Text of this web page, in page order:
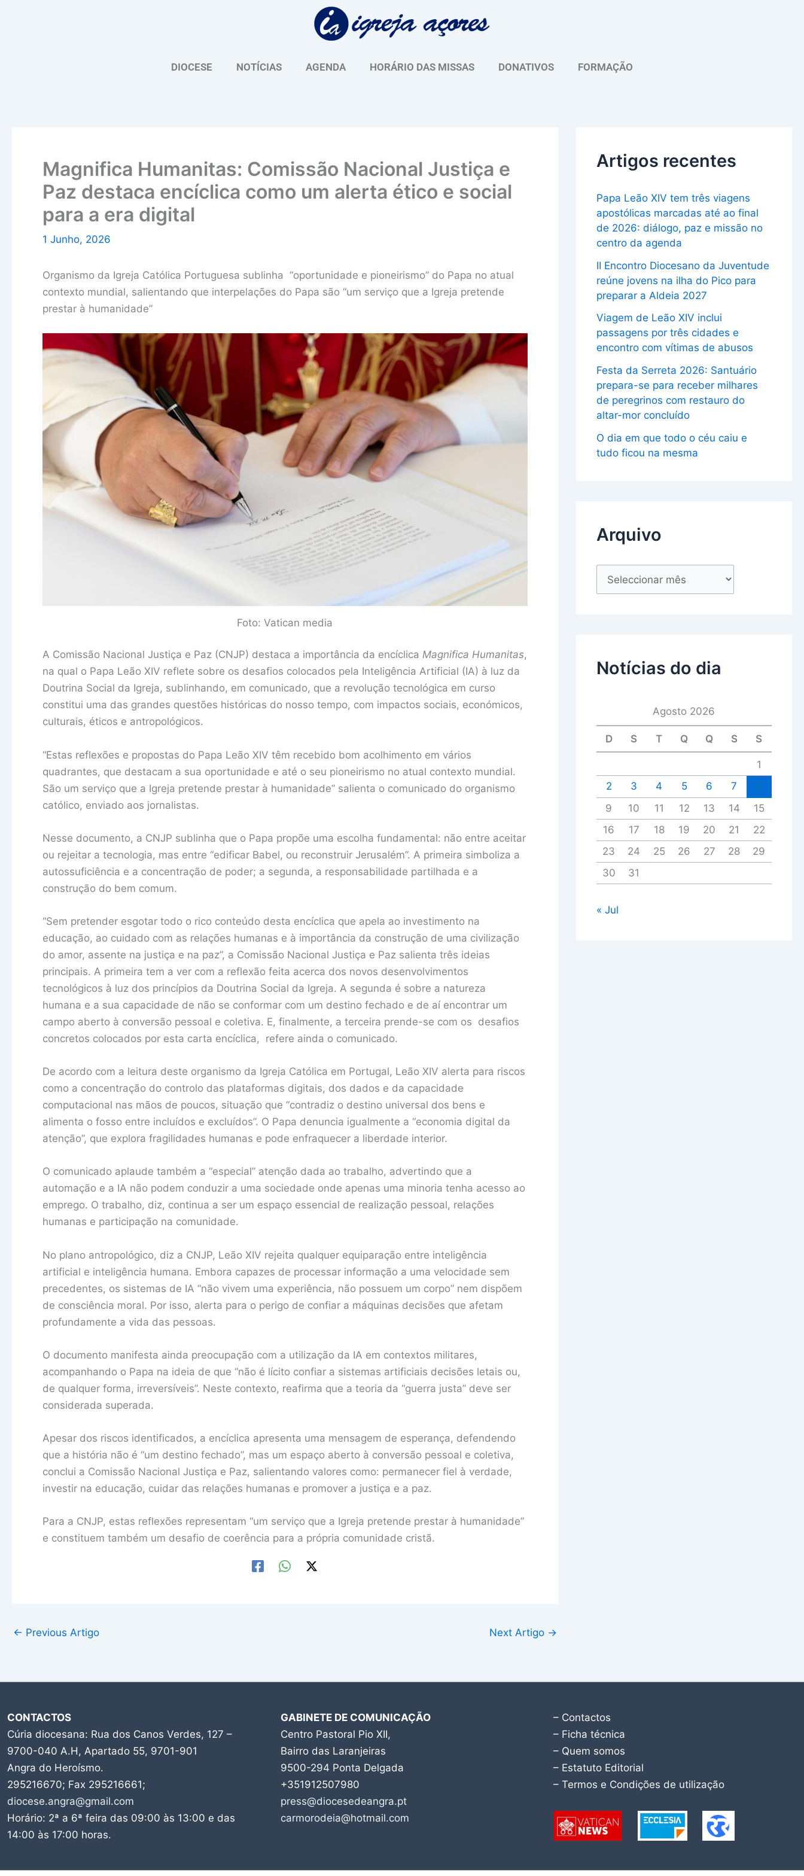
DIOCESE NOTÍCIAS AGENDA HORÁRIO DAS MISSAS DONATIVOS FORMAÇÃO
Magnifica Humanitas: Comissão Nacional Justiça e
Paz destaca encíclica como um alerta ético e social
para a era digital
1 Junho, 2026
Organismo da Igreja Católica Portuguesa sublinha “oportunidade e pioneirismo” do Papa no atual
contexto mundial, salientando que interpelações do Papa são “um serviço que a Igreja pretende
prestar à humanidade”
Foto: Vatican media
A Comissão Nacional Justiça e Paz (CNJP) destaca a importância da encíclica Magnifica Humanitas,
na qual o Papa Leão XIV reflete sobre os desafios colocados pela Inteligência Artificial (IA) à luz da
Doutrina Social da Igreja, sublinhando, em comunicado, que a revolução tecnológica em curso
constitui uma das grandes questões históricas do nosso tempo, com impactos sociais, económicos,
culturais, éticos e antropológicos.
“Estas reflexões e propostas do Papa Leão XIV têm recebido bom acolhimento em vários
quadrantes, que destacam a sua oportunidade e até o seu pioneirismo no atual contexto mundial.
São um serviço que a Igreja pretende prestar à humanidade” salienta o comunicado do organismo
católico, enviado aos jornalistas.
Nesse documento, a CNJP sublinha que o Papa propõe uma escolha fundamental: não entre aceitar
ou rejeitar a tecnologia, mas entre “edificar Babel, ou reconstruir Jerusalém”. A primeira simboliza a
autossuficiência e a concentração de poder; a segunda, a responsabilidade partilhada e a
construção do bem comum.
“Sem pretender esgotar todo o rico conteúdo desta encíclica que apela ao investimento na
educação, ao cuidado com as relações humanas e à importância da construção de uma civilização
do amor, assente na justiça e na paz”, a Comissão Nacional Justiça e Paz salienta três ideias
principais. A primeira tem a ver com a reflexão feita acerca dos novos desenvolvimentos
tecnológicos à luz dos princípios da Doutrina Social da Igreja. A segunda é sobre a natureza
humana e a sua capacidade de não se conformar com um destino fechado e de aí encontrar um
campo aberto à conversão pessoal e coletiva. E, finalmente, a terceira prende-se com os desafios
concretos colocados por esta carta encíclica, refere ainda o comunicado.
De acordo com a leitura deste organismo da Igreja Católica em Portugal, Leão XIV alerta para riscos
como a concentração do controlo das plataformas digitais, dos dados e da capacidade
computacional nas mãos de poucos, situação que “contradiz o destino universal dos bens e
alimenta o fosso entre incluídos e excluídos”. O Papa denuncia igualmente a “economia digital da
atenção”, que explora fragilidades humanas e pode enfraquecer a liberdade interior.
O comunicado aplaude também a “especial” atenção dada ao trabalho, advertindo que a
automação e a IA não podem conduzir a uma sociedade onde apenas uma minoria tenha acesso ao
emprego. O trabalho, diz, continua a ser um espaço essencial de realização pessoal, relações
humanas e participação na comunidade.
No plano antropológico, diz a CNJP, Leão XIV rejeita qualquer equiparação entre inteligência
artificial e inteligência humana. Embora capazes de processar informação a uma velocidade sem
precedentes, os sistemas de IA “não vivem uma experiência, não possuem um corpo” nem dispõem
de consciência moral. Por isso, alerta para o perigo de confiar a máquinas decisões que afetam
profundamente a vida das pessoas.
O documento manifesta ainda preocupação com a utilização da IA em contextos militares,
acompanhando o Papa na ideia de que “não é lícito confiar a sistemas artificiais decisões letais ou,
de qualquer forma, irreversíveis”. Neste contexto, reafirma que a teoria da “guerra justa” deve ser
considerada superada.
Apesar dos riscos identificados, a encíclica apresenta uma mensagem de esperança, defendendo
que a história não é “um destino fechado”, mas um espaço aberto à conversão pessoal e coletiva,
conclui a Comissão Nacional Justiça e Paz, salientando valores como: permanecer fiel à verdade,
investir na educação, cuidar das relações humanas e promover a justiça e a paz.
Para a CNJP, estas reflexões representam “um serviço que a Igreja pretende prestar à humanidade”
e constituem também um desafio de coerência para a própria comunidade cristã.
← Previous Artigo Next Artigo →
Artigos recentes
Papa Leão XIV tem três viagens
apostólicas marcadas até ao final
de 2026: diálogo, paz e missão no
centro da agenda
II Encontro Diocesano da Juventude
reúne jovens na ilha do Pico para
preparar a Aldeia 2027
Viagem de Leão XIV inclui
passagens por três cidades e
encontro com vítimas de abusos
Festa da Serreta 2026: Santuário
prepara-se para receber milhares
de peregrinos com restauro do
altar-mor concluído
O dia em que todo o céu caiu e
tudo ficou na mesma
Arquivo
u
Notícias do dia
Agosto 2026
D S T Q Q S S
1
2
3 4 5 6 7
9
10 11 12 13 14
15
16
17 18 19 20 21
22
23
24 25 26 27 28
29
30
31
« Jul
CONTACTOS
Cúria diocesana: Rua dos Canos Verdes, 127 –
9700-040 A.H, Apartado 55, 9701-901
Angra do Heroísmo.
295216670; Fax 295216661;
diocese.angra@gmail.com
Horário: 2ª a 6ª feira das 09:00 às 13:00 e das
14:00 às 17:00 horas.
GABINETE DE COMUNICAÇÃO
Centro Pastoral Pio XII,
Bairro das Laranjeiras
9500-294 Ponta Delgada
+351912507980
press@diocesedeangra.pt
carmorodeia@hotmail.com
– Contactos
– Ficha técnica
– Quem somos
– Estatuto Editorial
– Termos e Condições de utilização